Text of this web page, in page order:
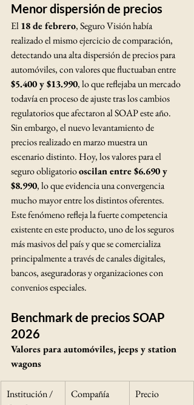
Menor dispersión de precios
El 18 de febrero, Seguro Visión había
realizado el mismo ejercicio de comparación,
detectando una alta dispersión de precios para
automóviles, con valores que fluctuaban entre
$5.400 y $13.990, lo que reflejaba un mercado
todavía en proceso de ajuste tras los cambios
regulatorios que afectaron al SOAP este año.
Sin embargo, el nuevo levantamiento de
precios realizado en marzo muestra un
escenario distinto. Hoy, los valores para el
seguro obligatorio oscilan entre $6.690 y
$8.990, lo que evidencia una convergencia
mucho mayor entre los distintos oferentes.
Este fenómeno refleja la fuerte competencia
existente en este producto, uno de los seguros
más masivos del país y que se comercializa
principalmente a través de canales digitales,
bancos, aseguradoras y organizaciones con
convenios especiales.
Benchmark de precios SOAP
2026
Valores para automóviles, jeeps y station
wagons
Institución /
Compañía Precio